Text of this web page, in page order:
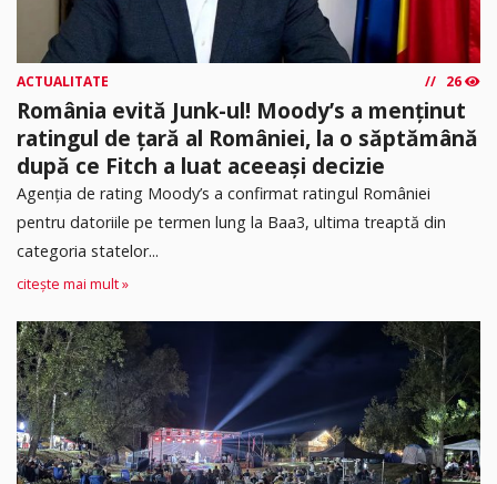
ACTUALITATE 26
România evită Junk-ul! Moody’s a menținut
ratingul de țară al României, la o săptămână
după ce Fitch a luat aceeași decizie
Agenția de rating Moody’s a confirmat ratingul României
pentru datoriile pe termen lung la Baa3, ultima treaptă din
categoria statelor...
citește mai mult »